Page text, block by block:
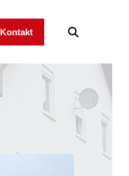
Kontakt